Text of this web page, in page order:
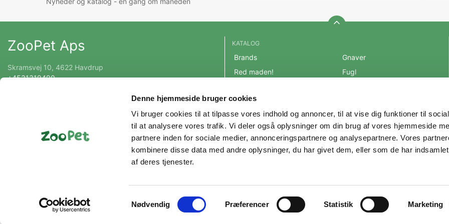
Denne hjemmeside bruger cookies
Vi bruger cookies til at tilpasse vores indhold og annoncer, til at vise dig funktioner til
til at analysere vores trafik. Vi deler også oplysninger om din brug af vores hjemmeside
partnere inden for sociale medier, annonceringspartnere og analysepartnere. Vores
kombinere disse data med andre oplysninger, du har givet dem, eller som de har
af deres tjenester.
Samtykkevalg
Nødvendig Præferencer Statistik Marketing
ZooPet Aps
Skramsvej 10, 4622 Havdrup
+4531319490
KATALOG
Brands
Red maden!
Mest populære varer
OUTLET
Hund
Kat
Gnaver
Fugl
Hest
Andre Dyr
Veterinærfoder
© 2026 ZooPet Aps Alle rettigheder forbeholdes